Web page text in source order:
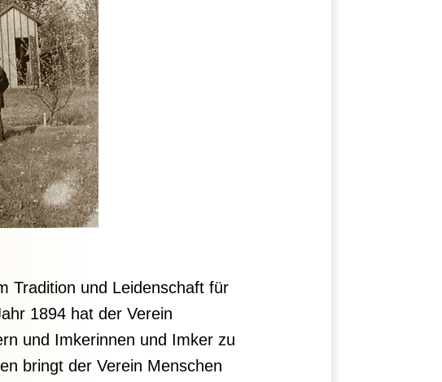
Tradition und Leidenschaft für
1894 hat der Verein
und Imkerinnen und Imker zu
bringt der Verein Menschen